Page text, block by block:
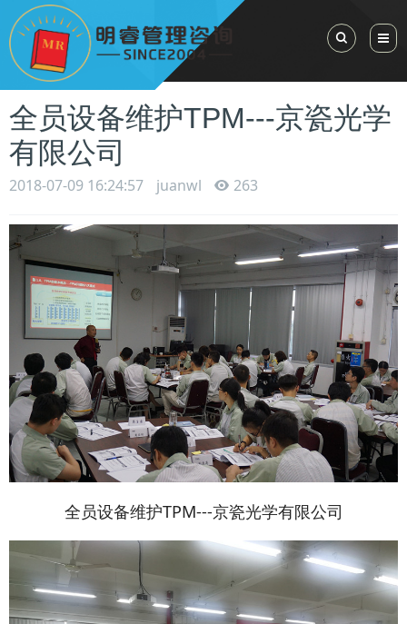
Toggle
全员设备维护TPM---京瓷光学
有限公司
2018-07-09 16:24:57 juanwl 263
全员设备维护TPM---京瓷光学有限公司